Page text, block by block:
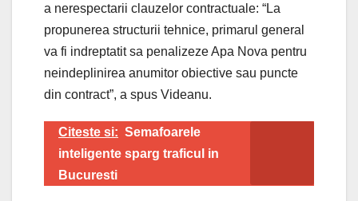
a nerespectarii clauzelor contractuale: “La
propunerea structurii tehnice, primarul general
va fi indreptatit sa penalizeze Apa Nova pentru
neindeplinirea anumitor obiective sau puncte
din contract”, a spus Videanu.
Citeste si: Semafoarele
inteligente sparg traficul in
Bucuresti